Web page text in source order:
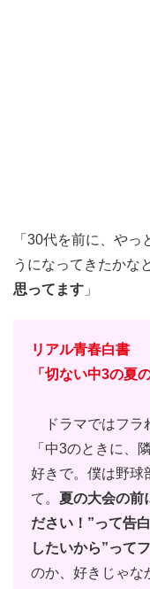
「30代を前に、や
うになってきたかな
思ってます 」
リアル青春白書
「切ない中3の夏
ドラマではフラ
「中3のときに、
好きで。僕は野球
て。 夏の大会の前
ださい！”って告
したいから”って
のか、好きじゃ